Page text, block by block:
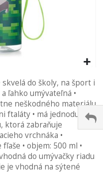
do školy, na šport i
ľahko umývateľná •
neškodného materiálu
ftaláty • má jednoduché
ktorá zabraňuje
vrchnáka •
• objem: 500 ml •
do umývačky riadu
je vhodná na sýtené